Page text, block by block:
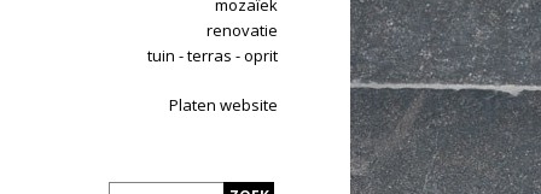
mozaïek
renovatie
tuin - terras - oprit
Platen website